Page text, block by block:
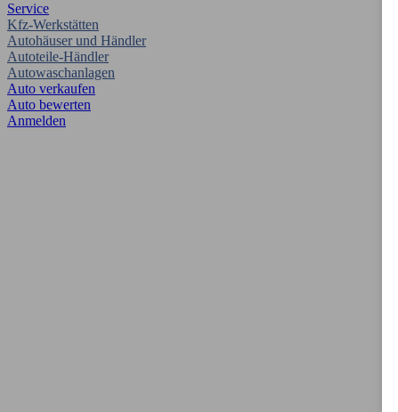
Service
Kfz-Werkstätten
Autohäuser und Händler
Autoteile-Händler
Autowaschanlagen
Auto verkaufen
Auto bewerten
Anmelden